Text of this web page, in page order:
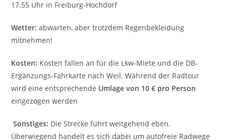
17.55 Uhr in Freiburg-Hochdorf
Wetter: abwarten, aber trotzdem Regenbekleidung
mitnehmen!
Kosten: Kosten fallen an für die Lkw-Miete und die DB-
Ergänzungs-Fahrkarte nach Weil. Während der Radtour
wird eine entsprechende Umlage von 10 € pro Person
eingezogen werden
Sonstiges: Die Strecke führt weitgehend eben.
Überwiegend handelt es sich dabei um autofreie Rad­wege